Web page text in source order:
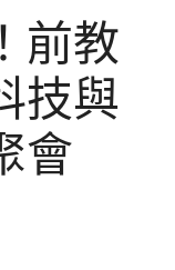
前教
技與
會